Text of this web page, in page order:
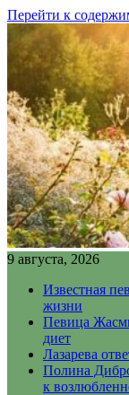
Перейти к
9 августа, 2026
Известная
жизни
Певица
диет
Лазарева
Полина
к